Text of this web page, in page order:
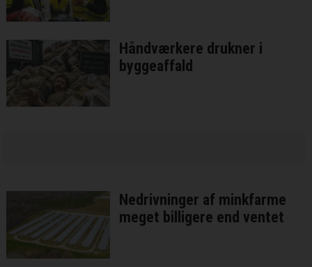
Håndværkere drukner i
byggeaffald
Nedrivninger af minkfarme
meget billigere end ventet